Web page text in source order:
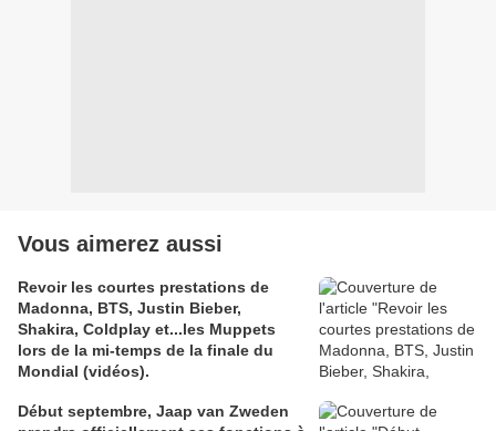
Vous aimerez aussi
Revoir les courtes prestations de
Madonna, BTS, Justin Bieber,
Shakira, Coldplay et...les Muppets
lors de la mi-temps de la finale du
Mondial (vidéos).
Début septembre, Jaap van Zweden